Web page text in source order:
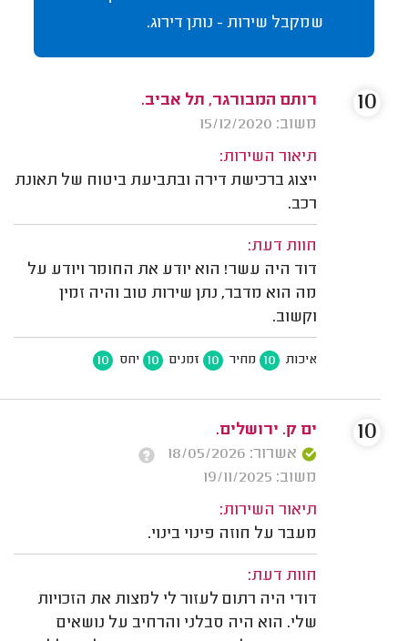
שמקבל שירות - נותן דירוג.
רותם המבורגר, תל אביב.
משוב: 15/12/2020
תיאור השירות:
ייצוג ברכישת דירה ובתביעת ביטוח של תאונת
רכב.
חוות דעת:
דוד היה עשר! הוא יודע את החומר ויודע על
מה הוא מדבר, נתן שירות טוב והיה זמין
וקשוב.
איכות 10 מחיר 10 זמנים 10 יחס 10
10
ים ק. ירושלים.
אשרור: 18/05/2026
משוב: 19/11/2025
תיאור השירות:
מעבר על חוזה פינוי בינוי.
חוות דעת:
דודי היה רתום לעזור לי למצות את הזכויות
שלי. הוא היה סבלני והרחיב על נושאים
10